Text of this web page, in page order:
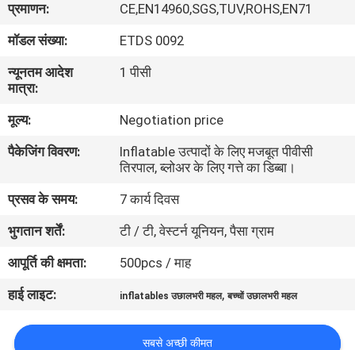
हमारे
बारे
में
कारखाना
भ्रमण
गुणवत्ता
नियंत्रण
COMPANY
प्रमाणन:
CE,EN14960,SGS,TUV,ROHS,EN71
मॉडल संख्या:
ETDS 0092
न्यूनतम आदेश
मात्रा:
1 पीसी
मूल्य:
Negotiation price
पैकेजिंग विवरण:
Inflatable उत्पादों के लिए मजबूत पीवीसी
तिरपाल, ब्लोअर के लिए गत्ते का डिब्बा।
प्रसव के समय:
7 कार्य दिवस
भुगतान शर्तें:
टी / टी, वेस्टर्न यूनियन, पैसा ग्राम
आपूर्ति की क्षमता:
500pcs / माह
हाई लाइट:
inflatables उछालभरी महल,बच्चों उछालभरी महल
सबसे अच्छी कीमत